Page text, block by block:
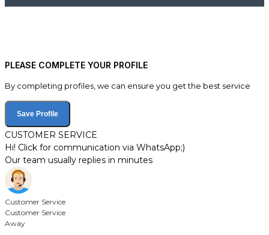
PLEASE COMPLETE YOUR PROFILE
By completing profiles, we can ensure you get the best service
Save Profile
CUSTOMER SERVICE
Hi! Click for communication via WhatsApp;)
Our team usually replies in minutes
Customer Service
Customer Service
Away